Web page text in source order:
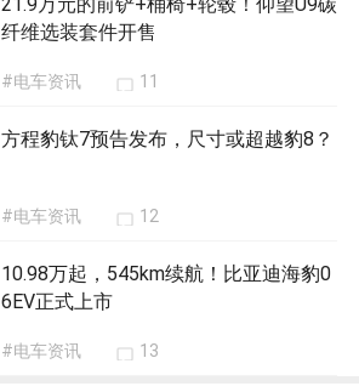
纤维选装套件开售
#电车资讯 11
方程豹钛7预告发布，尺寸或超越豹8？
#电车资讯 12
10.98万起，545km续航！比亚迪海豹0
6EV正式上市
#电车资讯 13